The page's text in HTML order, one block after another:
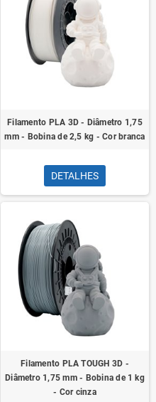
Filamento PLA 3D - Diâmetro 1,75
mm - Bobina de 2,5 kg - Cor branca
DETALHES
Filamento PLA TOUGH 3D -
Diâmetro 1,75 mm - Bobina de 1 kg
- Cor cinza